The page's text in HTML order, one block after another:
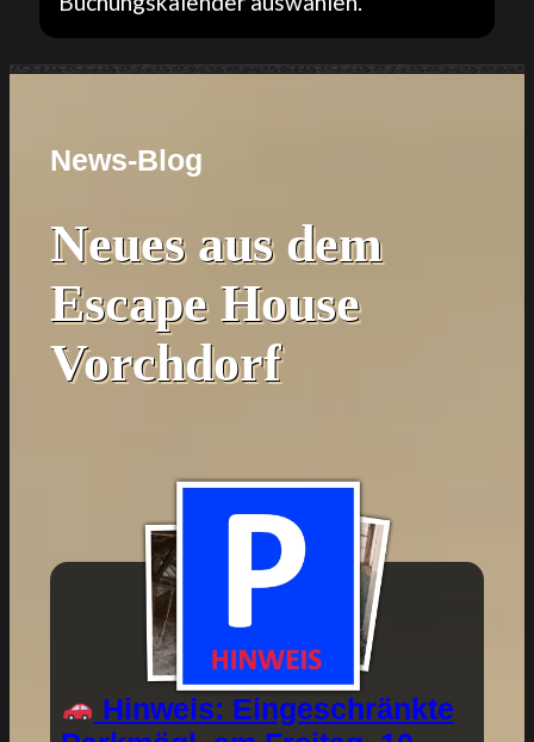
News-Blog
Neues aus dem
Escape House
Vorchdorf
Hinweis: Eingeschränkte